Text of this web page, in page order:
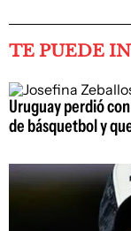
TE PUEDE
Uruguay perdió
de básquetbol y